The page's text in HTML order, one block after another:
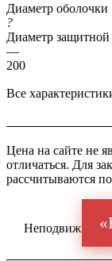
Неподвижная
Диаметр оболочки
?
Диаметр
—
200
Все
Цена на сайте не
отличаться. Для
рассчитываются